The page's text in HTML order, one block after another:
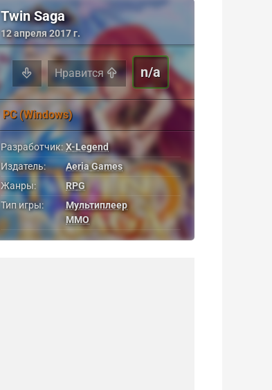
Twin Saga
12 апреля 2017 г.
Нравится n/a
PC (Windows)
Разработчик: X-Legend
Издатель:
Aeria Games
Жанры:
RPG
Тип игры:
Мультиплеер
MMO